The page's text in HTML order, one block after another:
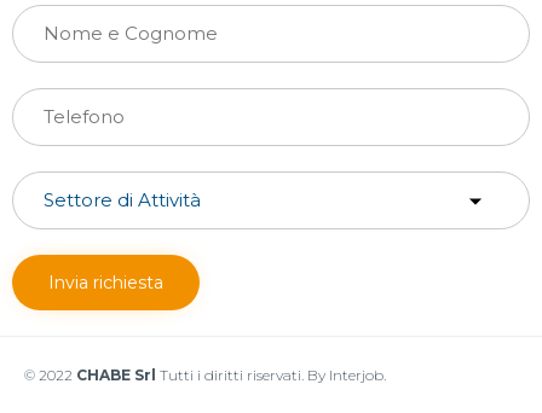
© 2022 CHABE Srl Tutti i diritti riservati. By Interjob.